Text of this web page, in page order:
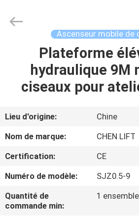
MAISON
PRODUITS
À
DE
NOUS
MACHINERY
Ascenseur mobile de
Plateforme
hydraulique 9M
ciseaux pour
Lieu d'origine:
Chine
Nom de marque:
CHEN LIFT
Certification:
CE
Numéro de modèle:
SJZ0.5-9
Quantité de
commande min:
1 ensemble